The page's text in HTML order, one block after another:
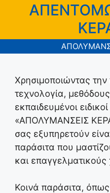
Χρησιμοποιώντας
τεχνολογία,
εκπαιδευμένοι
«ΑΠΟΛΥΜΑΝΣΕΙΣ
σας εξυπηρετούν
παράσιτα που
και
Κοινά παράσιτα,